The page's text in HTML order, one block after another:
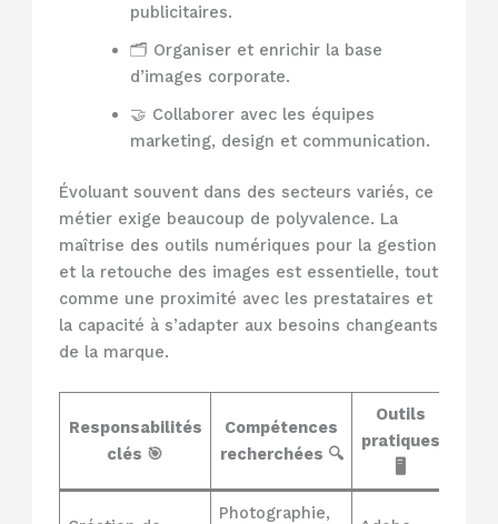
publicitaires.
🗂️ Organiser et enrichir la base
d’images corporate.
🤝 Collaborer avec les équipes
marketing, design et communication.
Évoluant souvent dans des secteurs variés, ce
métier exige beaucoup de polyvalence. La
maîtrise des outils numériques pour la gestion
et la retouche des images est essentielle, tout
comme une proximité avec les prestataires et
la capacité à s’adapter aux besoins changeants
de la marque.
Responsabilités
clés 🎯
Compétences
recherchées 🔍
Outils
pratiques
🖥️
Photographie,